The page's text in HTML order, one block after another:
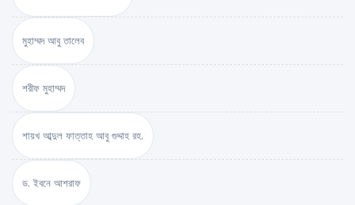
মুহাম্মদ আবু তালেব
শরীফ মুহাম্মদ
শায়খ আব্দুল ফাত্তাহ আবু গুদ্দাহ রহ.
ড. ইবনে আশরাফ